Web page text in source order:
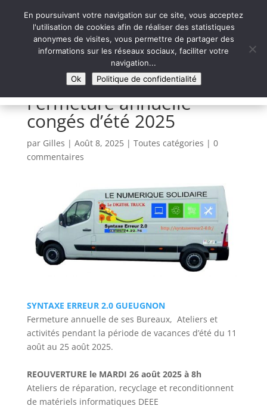
Syntaxe Erreur 2.0
LE NUMÉRIQUE SOLIDAIRE
Fermeture annuelle
congés d’été 2025
par Gilles | Août 8, 2025| Toutes catégories | 0
commentaires
SYNTAXE ERREUR 2.0 GUEUGNON
Fermeture annuelle de ses Bureaux, Ateliers et
activités pendant la période de vacances d’été du 11
août au 25 août 2025.
REOUVERTURE le MARDI 26 août 2025 à 8h
Ateliers de réparation, recyclage et reconditionnent
de matériels informatiques DEEE
En poursuivant votre navigation sur ce site, vous acceptez
l'utilisation de cookies afin de réaliser des statistiques
anonymes de visites, vous permettre de partager des
informations sur les réseaux sociaux, faciliter votre
navigation...
Ok
Politique de confidentialité